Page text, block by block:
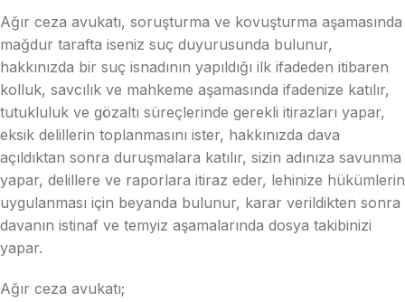
Ağır ceza avukatı, soruşturma ve kovuşturma aşamasında
mağdur tarafta iseniz suç duyurusunda bulunur,
hakkınızda bir suç isnadının yapıldığı ilk ifadeden itibaren
kolluk, savcılık ve mahkeme aşamasında ifadenize katılır,
tutukluluk ve gözaltı süreçlerinde gerekli itirazları yapar,
eksik delillerin toplanmasını ister, hakkınızda dava
açıldıktan sonra duruşmalara katılır, sizin adınıza savunma
yapar, delillere ve raporlara itiraz eder, lehinize hükümlerin
uygulanması için beyanda bulunur, karar verildikten sonra
davanın istinaf ve temyiz aşamalarında dosya takibinizi
yapar.
Ağır ceza avukatı;